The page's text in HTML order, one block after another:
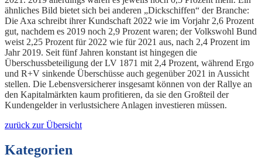
ähnliches Bild bietet sich bei anderen „Dickschiffen“ der Branche:
Die Axa schreibt ihrer Kundschaft 2022 wie im Vorjahr 2,6 Prozent
gut, nachdem es 2019 noch 2,9 Prozent waren; der Volkswohl Bund
weist 2,25 Prozent für 2022 wie für 2021 aus, nach 2,4 Prozent im
Jahr 2019. Seit fünf Jahren konstant ist hingegen die
Überschussbeteiligung der LV 1871 mit 2,4 Prozent, während Ergo
und R+V sinkende Überschüsse auch gegenüber 2021 in Aussicht
stellen. Die Lebensversicherer insgesamt können von der Rallye an
den Kapitalmärkten kaum profitieren, da sie den Großteil der
Kundengelder in verlustsichere Anlagen investieren müssen.
zurück zur Übersicht
Kategorien